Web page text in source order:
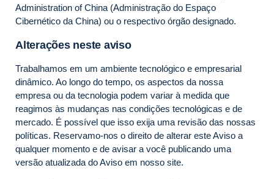
Administration of China (Administração do Espaço
Cibernético da China) ou o respectivo órgão designado.
Alterações neste aviso
Trabalhamos em um ambiente tecnológico e empresarial
dinâmico. Ao longo do tempo, os aspectos da nossa
empresa ou da tecnologia podem variar à medida que
reagimos às mudanças nas condições tecnológicas e de
mercado. É possível que isso exija uma revisão das nossas
políticas. Reservamo-nos o direito de alterar este Aviso a
qualquer momento e de avisar a você publicando uma
versão atualizada do Aviso em nosso site.